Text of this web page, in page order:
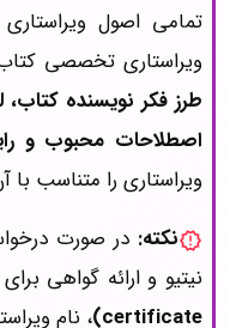
تمامی اصول
ویراستاری تخصصی کتاب
طرز فکر نویسنده
اصطلاحات محبوب و
ویراستاری را متناسب
نکته: در صورت
نیتیو و ارائه گواهی
certificate) ، نام